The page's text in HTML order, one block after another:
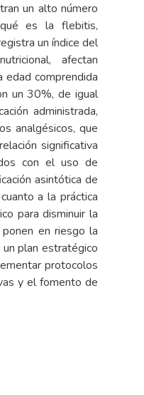
un alto número
es la flebitis,
un índice del
afectan
edad comprendida
un 30%, de igual
administrada,
analgésicos, que
significativa
con el uso de
asintótica de
a la práctica
para disminuir la
en riesgo la
plan estratégico
protocolos
y el fomento de